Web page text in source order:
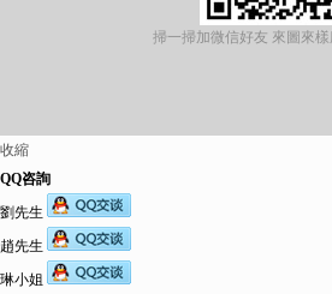
掃一掃加微信好友 來圖來
收縮
QQ咨詢
劉先生
趙先生
琳小姐